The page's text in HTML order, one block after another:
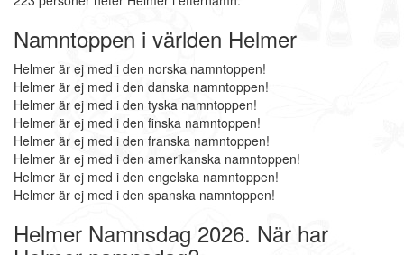
Namntoppen i världen Helmer
Helmer är ej med i den norska namntoppen!
Helmer är ej med i den danska namntoppen!
Helmer är ej med i den tyska namntoppen!
Helmer är ej med i den finska namntoppen!
Helmer är ej med i den franska namntoppen!
Helmer är ej med i den amerikanska namntoppen!
Helmer är ej med i den engelska namntoppen!
Helmer är ej med i den spanska namntoppen!
Helmer Namnsdag 2026. När har